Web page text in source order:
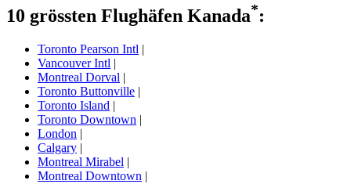
10 grössten Flughäfen Kanada*:
Toronto Pearson Intl |
Vancouver Intl |
Montreal Dorval |
Toronto Buttonville |
Toronto Island |
Toronto Downtown |
London |
Calgary |
Montreal Mirabel |
Montreal Downtown |